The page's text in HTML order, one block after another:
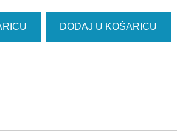
DODAJ U KOŠARICU